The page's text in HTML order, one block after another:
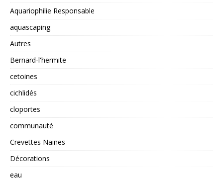
Aquariophilie Responsable
aquascaping
Autres
Bernard-l'hermite
cetoines
cichlidés
cloportes
communauté
Crevettes Naines
Décorations
eau